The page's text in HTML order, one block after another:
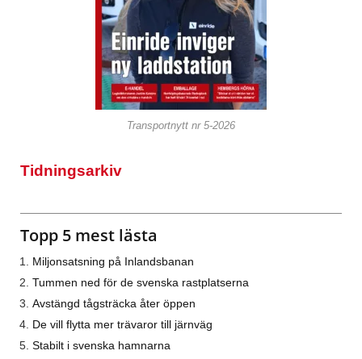
Transportnytt nr 5-2026
Tidningsarkiv
Topp 5 mest lästa
Miljonsatsning på Inlandsbanan
Tummen ned för de svenska rastplatserna
Avstängd tågsträcka åter öppen
De vill flytta mer trävaror till järnväg
Stabilt i svenska hamnarna